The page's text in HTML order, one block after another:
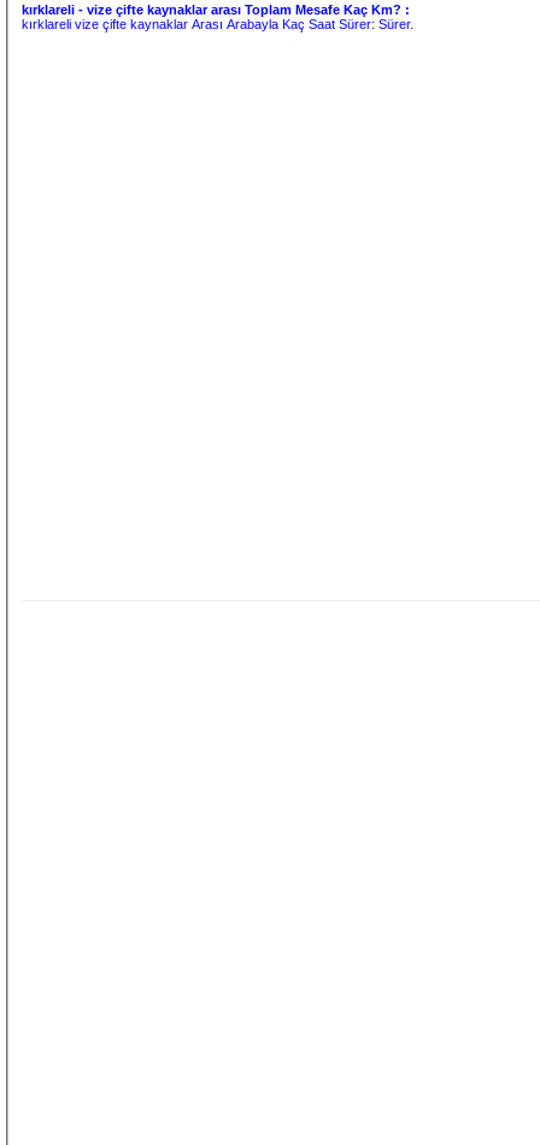
kırklareli - vize çifte kaynaklar arası Toplam Mesafe Kaç Km? :
kırklareli vize çifte kaynaklar Arası Arabayla Kaç Saat Sürer:Sürer.